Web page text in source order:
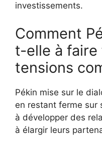
investissements.
Comment
t-elle à faire
tensions
Pékin mise sur le
en restant ferme sur
à développer des
à élargir leurs